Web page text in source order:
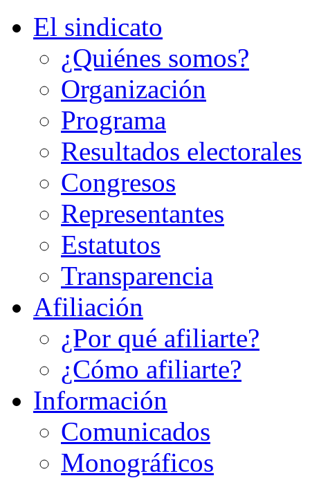
El sindicato
¿Quiénes somos?
Organización
Programa
Resultados electorales
Congresos
Representantes
Estatutos
Transparencia
Afiliación
¿Por qué afiliarte?
¿Cómo afiliarte?
Información
Comunicados
Monográficos